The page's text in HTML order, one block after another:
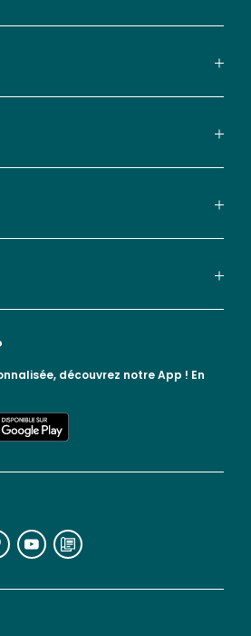
sociaux lien vers l'espace réseaux sociaux lien vers le blog la redoute
découvrez notre App ! En